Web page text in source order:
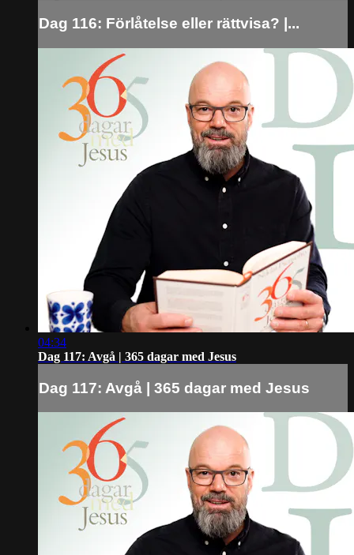
Dag 116: Förlåtelse eller rättvisa? |...
04:34
Dag 117: Avgå | 365 dagar med Jesus
Dag 117: Avgå | 365 dagar med Jesus